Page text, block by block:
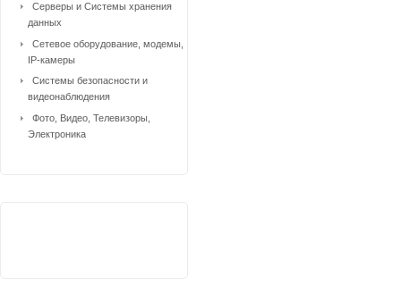
Серверы и Системы хранения
данных
Сетевое оборудование, модемы,
IP-камеры
Системы безопасности и
видеонаблюдения
Фото, Видео, Телевизоры,
Электроника